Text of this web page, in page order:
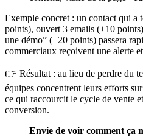
Exemple concret : un contact qui a
points), ouvert 3 emails (+10
une démo” (+20 points) passera
commerciaux reçoivent une alerte
👉 Résultat : au lieu de perdre du
équipes concentrent leurs efforts
ce qui raccourcit le cycle de vente
conversion.
Envie de voir comment ça